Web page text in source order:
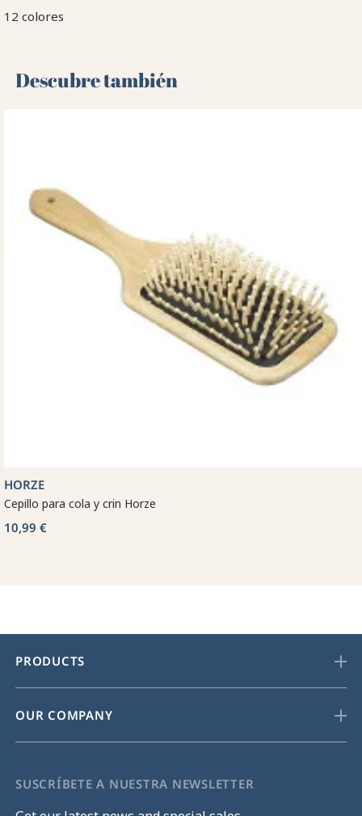
12 colores
Descubre también 🌻
HORZE
Cepillo para cola y crin Horze
10,99 €
PRODUCTS
OUR COMPANY
SUSCRÍBETE A NUESTRA NEWSLETTER